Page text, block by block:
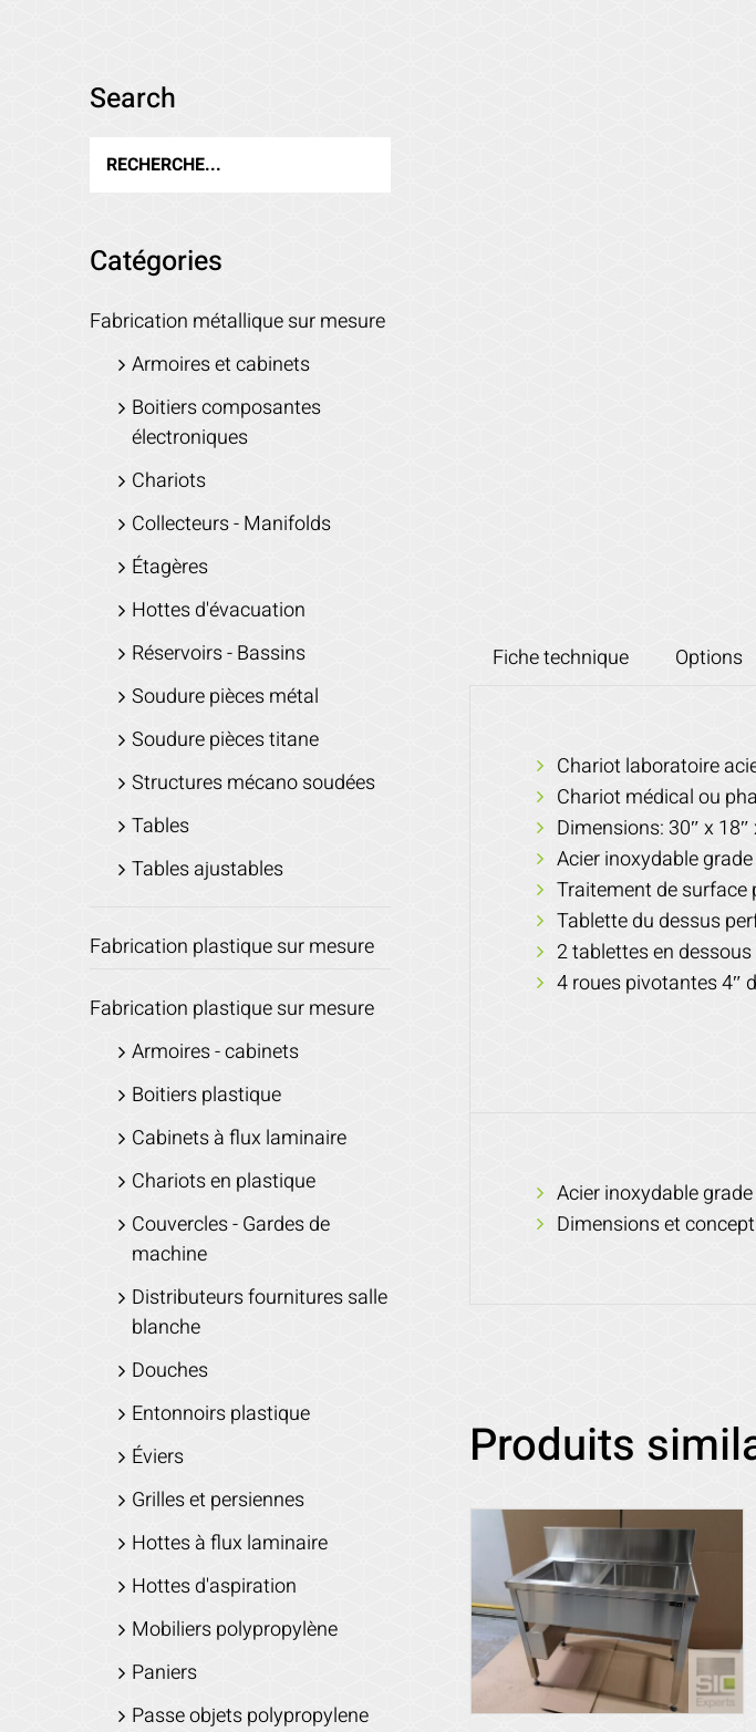
Fiche technique Options
Chariot laboratoire
Chariot médical ou
Dimensions: 30″ x 18″
Acier inoxydable
Traitement de surface
Tablette du dessus
2 tablettes en
4 roues pivotantes 4″
Acier inoxydable
Dimensions et
Produits
Search
Catégories
Fabrication métallique sur mesure
Armoires et cabinets
Boitiers composantes
électroniques
Chariots
Collecteurs - Manifolds
Étagères
Hottes d'évacuation
Réservoirs - Bassins
Soudure pièces métal
Soudure pièces titane
Structures mécano soudées
Tables
Tables ajustables
Fabrication plastique sur mesure
Fabrication plastique sur mesure
Armoires - cabinets
Boitiers plastique
Cabinets à flux laminaire
Chariots en plastique
Couvercles - Gardes de
machine
Distributeurs fournitures salle
blanche
Douches
Entonnoirs plastique
Éviers
Grilles et persiennes
Hottes à flux laminaire
Hottes d'aspiration
Mobiliers polypropylène
Paniers
Passe objets polypropylene